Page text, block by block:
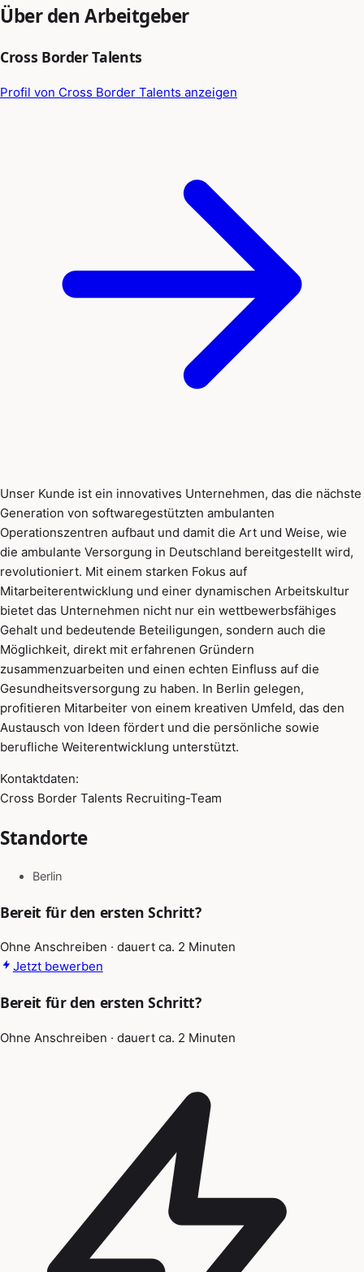
Über den Arbeitgeber
Cross Border Talents
Profil von Cross Border Talents anzeigen
Unser Kunde ist ein innovatives Unternehmen, das die nächste
Generation von softwaregestützten ambulanten
Operationszentren aufbaut und damit die Art und Weise, wie
die ambulante Versorgung in Deutschland bereitgestellt wird,
revolutioniert. Mit einem starken Fokus auf
Mitarbeiterentwicklung und einer dynamischen Arbeitskultur
bietet das Unternehmen nicht nur ein wettbewerbsfähiges
Gehalt und bedeutende Beteiligungen, sondern auch die
Möglichkeit, direkt mit erfahrenen Gründern
zusammenzuarbeiten und einen echten Einfluss auf die
Gesundheitsversorgung zu haben. In Berlin gelegen,
profitieren Mitarbeiter von einem kreativen Umfeld, das den
Austausch von Ideen fördert und die persönliche sowie
berufliche Weiterentwicklung unterstützt.
Kontaktdaten:
Cross Border Talents Recruiting-Team
Standorte
Berlin
Bereit für den ersten Schritt?
Ohne Anschreiben · dauert ca. 2 Minuten
Jetzt bewerben
Bereit für den ersten Schritt?
Ohne Anschreiben · dauert ca. 2 Minuten